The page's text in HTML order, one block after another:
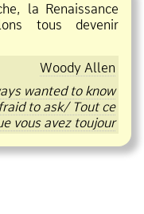
la Renaissance
tous devenir
Woody Allen
wanted to know
to ask/ Tout ce
vous avez toujour